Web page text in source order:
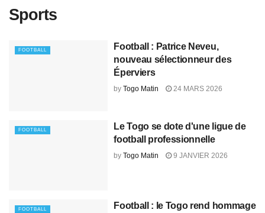
Sports
FOOTBALL
Football : Patrice Neveu,
nouveau sélectionneur des
Éperviers
by Togo Matin 24 MARS 2026
FOOTBALL
Le Togo se dote d'une ligue de
football professionnelle
by Togo Matin 9 JANVIER 2026
FOOTBALL
Football : le Togo rend hommage